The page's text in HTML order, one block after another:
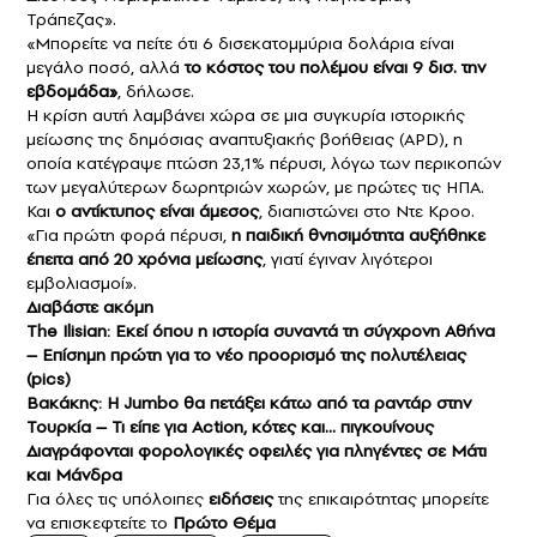
Τράπεζας».
«Μπορείτε να πείτε ότι 6 δισεκατομμύρια δολάρια είναι
μεγάλο ποσό, αλλάτο κόστος του πολέμου είναι 9 δισ. την
εβδομάδα», δήλωσε.
Η κρίση αυτή λαμβάνει χώρα σε μια συγκυρία ιστορικής
μείωσης της δημόσιας αναπτυξιακής βοήθειας (APD), η
οποία κατέγραψε πτώση 23,1% πέρυσι, λόγω των περικοπών
των μεγαλύτερων δωρητριών χωρών, με πρώτες τις ΗΠΑ.
Και ο αντίκτυπος είναι άμεσος, διαπιστώνει στο Ντε Κροο.
«Για πρώτη φορά πέρυσι, η παιδική θνησιμότητα αυξήθηκε
έπειτα από 20 χρόνια μείωσης, γιατί έγιναν λιγότεροι
εμβολιασμοί».
Διαβάστε ακόμη
The Ilisian: Εκεί όπου η ιστορία συναντά τη σύγχρονη Αθήνα
– Επίσημη πρώτη για το νέο προορισμό της πολυτέλειας
(pics)
Βακάκης: Η Jumbo θα πετάξει κάτω από τα ραντάρ στην
Τουρκία – Τι είπε για Action, κότες και… πιγκουίνους
Διαγράφονται φορολογικές οφειλές για πληγέντες σε Μάτι
και Μάνδρα
Για όλες τις υπόλοιπες ειδήσειςτης επικαιρότητας μπορείτε
να επισκεφτείτε το Πρώτο Θέμα